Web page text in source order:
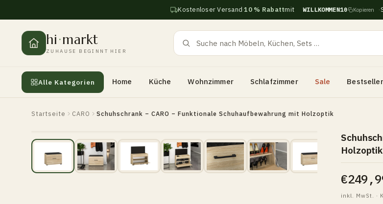
Inhalt
springen
Kostenloser Versand·10 % Rabattmit WILLKOMMEN10 Kopieren ·
hi·markt
ZUHAUSE BEGINNT HIER
Alle Kategorien Home Küche Wohnzimmer Schlafzimmer Sale Bestseller
Startseite CARO Schuhschrank – CARO – Funktionale Schuhaufbewahrung mit Holzoptik
Holzoptik
inkl. MwSt. ·